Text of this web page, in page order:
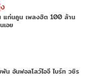
แก่นคูน เพลงฮิต 100 ล้าน
เอย
น อันฟอลโลว์ไอจี ไบร์ท วชิร